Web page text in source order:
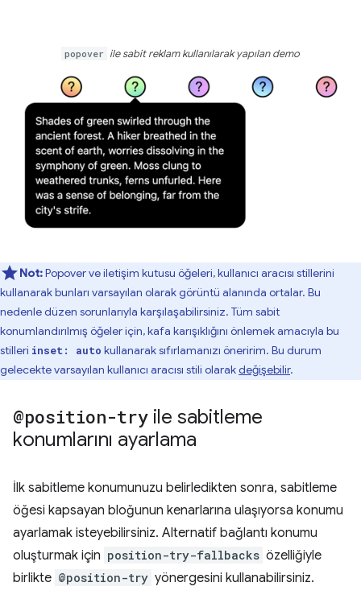
popover ile sabit reklam kullanılarak yapılan demo
Not:Popover ve iletişim kutusu öğeleri, kullanıcı aracısı stillerini
kullanarak bunları varsayılan olarak görüntü alanında ortalar. Bu
nedenle düzen sorunlarıyla karşılaşabilirsiniz. Tüm sabit
konumlandırılmış öğeler için, kafa karışıklığını önlemek amacıyla bu
stilleri inset: auto kullanarak sıfırlamanızı öneririm. Bu durum
gelecekte varsayılan kullanıcı aracısı stili olarakdeğişebilir.
@position-try ile sabitleme
konumlarını ayarlama
İlk sabitleme konumunuzu belirledikten sonra, sabitleme
öğesi kapsayan bloğunun kenarlarına ulaşıyorsa konumu
ayarlamak isteyebilirsiniz. Alternatif bağlantı konumu
oluşturmak için position-try-fallbacks özelliğiyle
birlikte @position-try yönergesini kullanabilirsiniz.